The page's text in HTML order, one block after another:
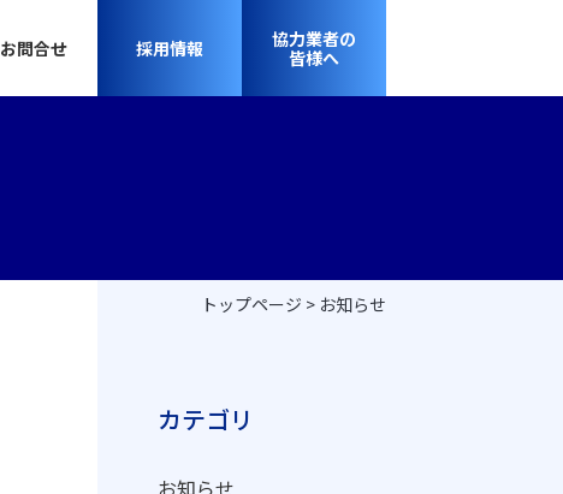
お問合せ 採用情報
協力業者の
皆様へ
トップページ お知らせ
カテゴリ
お知らせ